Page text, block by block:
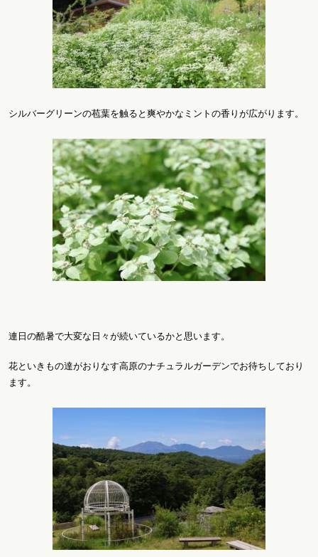
シルバーグリーンの苞葉を触ると爽やかなミントの香りが広がります。
連日の酷暑で大変な日々が続いているかと思います。
花といきもの達がおりなす高原のナチュラルガーデンでお待ちしており
ます。